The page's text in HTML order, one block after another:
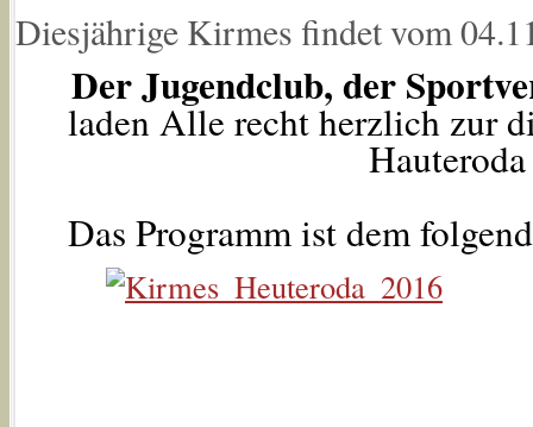
Diesjährige Kirmes findet vom
Der Jugendclub, der
laden Alle recht herzlich zur
Das Programm ist dem